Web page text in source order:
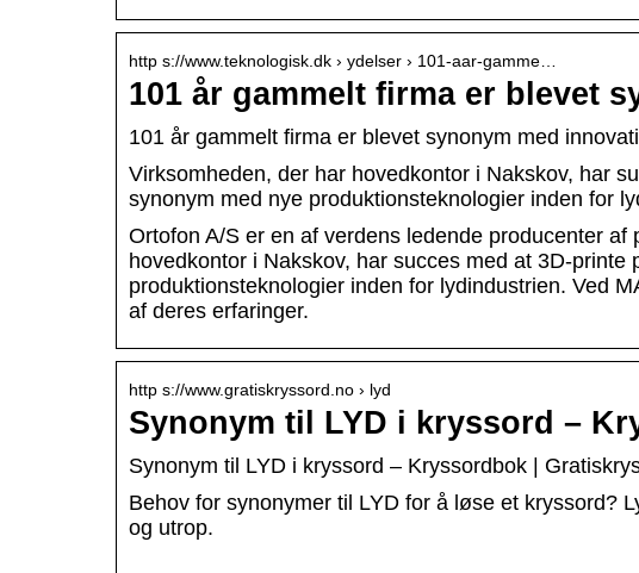
http s://www.teknologisk.dk › ydelser › 101-aar-gamme…
101 år gammelt firma er blevet
101 år gammelt firma er blevet synonym med
Virksomheden, der har hovedkontor i Nakskov, har
synonym med nye produktionsteknologier inden for
Ortofon A/S er en af verdens ledende producenter
hovedkontor i Nakskov, har succes med at 3D-
produktionsteknologier inden for lydindustrien. Ved
af deres erfaringer.
http s://www.gratiskryssord.no › lyd
Synonym til LYD i kryssord –
Synonym til LYD i kryssord – Kryssordbok |
Behov for synonymer til LYD for å løse et kryssord?
og utrop.